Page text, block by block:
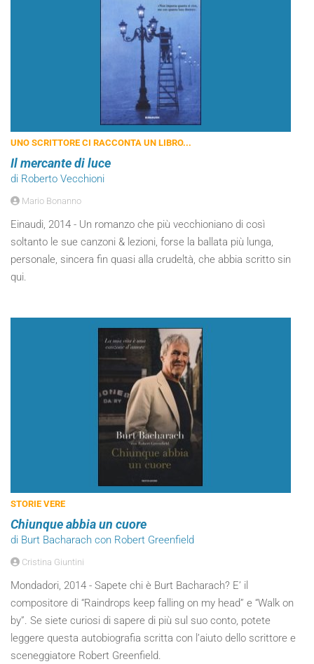
UNO SCRITTORE CI RACCONTA UN LIBRO...
Il mercante di luce
di Roberto Vecchioni
Mario Bonanno
Einaudi, 2014 - Un romanzo che più vecchioniano di così
soltanto le sue canzoni & lezioni, forse la ballata più lunga,
personale, sincera fin quasi alla crudeltà, che abbia scritto sin
qui.
STORIE VERE
Chiunque abbia un cuore
di Burt Bacharach con Robert Greenfield
Cristina Giuntini
Mondadori, 2014 - Sapete chi è Burt Bacharach? E’ il
compositore di “Raindrops keep falling on my head” e “Walk on
by”. Se siete curiosi di sapere di più sul suo conto, potete
leggere questa autobiografia scritta con l’aiuto dello scrittore e
sceneggiatore Robert Greenfield.